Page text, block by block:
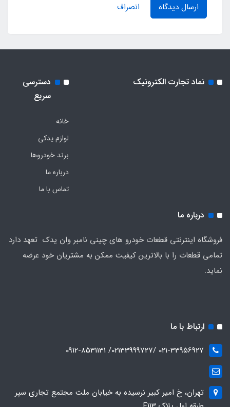
ارسال دیدگاه انصراف
نماد تجارت الکترونیک
دسترسی
سریع
خانه
لوازم یدکی
برند خودروها
درباره ما
تماس با ما
درباره ما
فروشگاه اینترنتی قطعات خودرو های چینی نامبر وان یدک تعهد دارد
تمامی قطعات را با بالاترین کیفیت ممکن به مشتریان خود عرضه
نماید.
ارتباط با ما
021-33956927 /02133999727/ 0912-8531131
تهران، خ امیر کبیر نرسیده به خیابان ملت مجتمع تجاری سپر